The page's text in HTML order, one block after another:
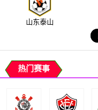
山东泰山
热门赛事